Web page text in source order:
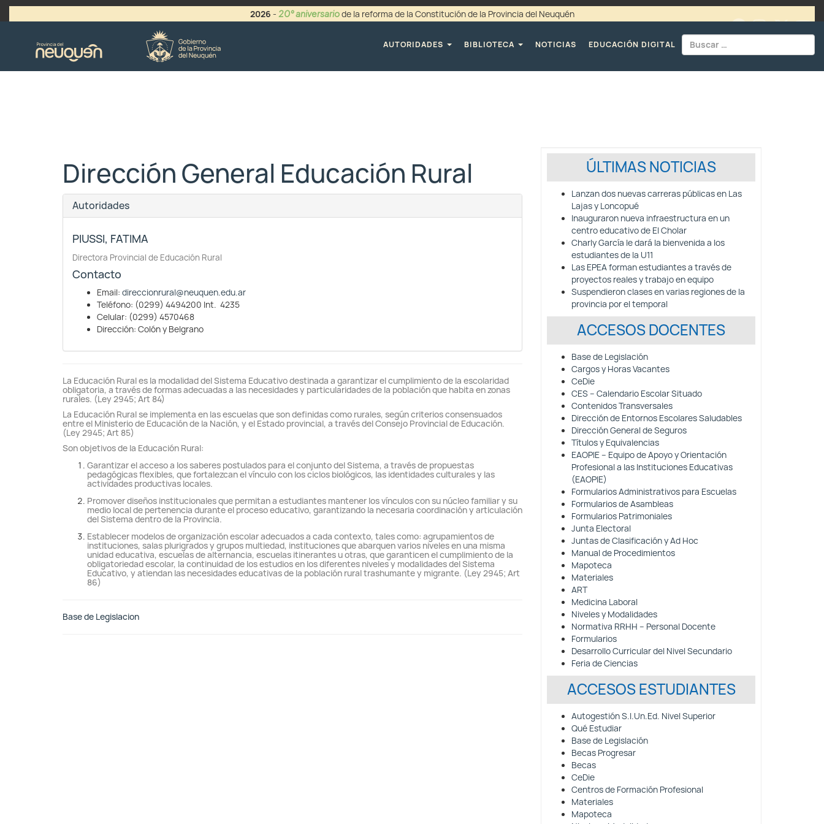
2026 - 20° aniversariode la reforma de la Constitución de la Provincia del Neuquén
AUTORIDADES
BIBLIOTECA NOTICIAS EDUCACIÓN DIGITAL
Dirección General Educación Rural
Autoridades
PIUSSI, FATIMA
Directora Provincial de Educación Rural
Contacto
Email: direccionrural@neuquen.edu.ar
Teléfono: (0299) 4494200 Int. 4235
Celular: (0299) 4570468
Dirección: Colón y Belgrano
La Educación Rural es la modalidad del Sistema Educativo destinada a garantizar el cumplimiento de la escolaridad
obligatoria, a través de formas adecuadas a las necesidades y particularidades de la población que habita en zonas
rurales. (Ley 2945; Art 84)
La Educación Rural se implementa en las escuelas que son definidas como rurales, según criterios consensuados
entre el Ministerio de Educación de la Nación, y el Estado provincial, a través del Consejo Provincial de Educación.
(Ley 2945; Art 85)
Son objetivos de la Educación Rural:
Garantizar el acceso a los saberes postulados para el conjunto del Sistema, a través de propuestas
pedagógicas flexibles, que fortalezcan el vínculo con los ciclos biológicos, las identidades culturales y las
actividades productivas locales.
Promover diseños institucionales que permitan a estudiantes mantener los vínculos con su núcleo familiar y su
medio local de pertenencia durante el proceso educativo, garantizando la necesaria coordinación y articulación
del Sistema dentro de la Provincia.
Establecer modelos de organización escolar adecuados a cada contexto, tales como: agrupamientos de
instituciones, salas plurigrados y grupos multiedad, instituciones que abarquen varios niveles en una misma
unidad educativa, escuelas de alternancia, escuelas itinerantes u otras, que garanticen el cumplimiento de la
obligatoriedad escolar, la continuidad de los estudios en los diferentes niveles y modalidades del Sistema
Educativo, y atiendan las necesidades educativas de la población rural trashumante y migrante. (Ley 2945; Art
86)
Base de Legislacion
ÚLTIMAS NOTICIAS
Lanzan dos nuevas carreras públicas en Las
Lajas y Loncopué
Inauguraron nueva infraestructura en un
centro educativo de El Cholar
Charly García le dará la bienvenida a los
estudiantes de la U11
Las EPEA forman estudiantes a través de
proyectos reales y trabajo en equipo
Suspendieron clases en varias regiones de la
provincia por el temporal
ACCESOS DOCENTES
Base de Legislación
Cargos y Horas Vacantes
CeDie
CES – Calendario Escolar Situado
Contenidos Transversales
Dirección de Entornos Escolares Saludables
Dirección General de Seguros
Títulos y Equivalencias
EAOPIE – Equipo de Apoyo y Orientación
Profesional a las Instituciones Educativas
(EAOPIE)
Formularios Administrativos para Escuelas
Formularios de Asambleas
Formularios Patrimoniales
Junta Electoral
Juntas de Clasificación y Ad Hoc
Manual de Procedimientos
Mapoteca
Materiales
ART
Medicina Laboral
Niveles y Modalidades
Normativa RRHH – Personal Docente
Formularios
Desarrollo Curricular del Nivel Secundario
Feria de Ciencias
ACCESOS ESTUDIANTES
Autogestión S.I.Un.Ed. Nivel Superior
Qué Estudiar
Base de Legislación
Becas Progresar
Becas
CeDie
Centros de Formación Profesional
Materiales
Mapoteca